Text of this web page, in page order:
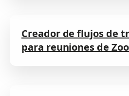
Creador de flujos de
para reuniones de